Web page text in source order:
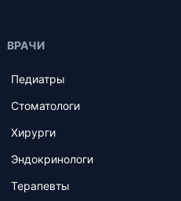
ВРАЧИ
Педиатры
Стоматологи
Хирурги
Эндокринологи
Терапевты